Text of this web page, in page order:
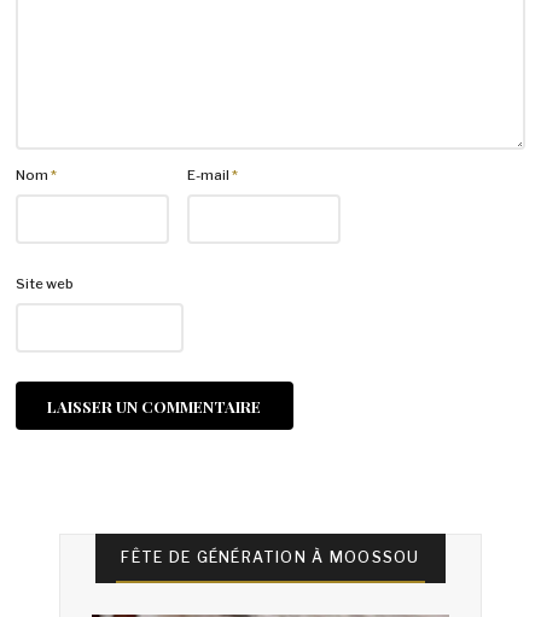
Nom* E-mail*
Site web
FÊTE DE GÉNÉRATION À MOOSSOU